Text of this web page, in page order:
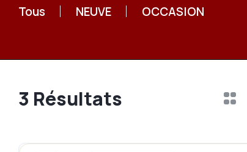
Tous NEUVE OCCASION
3 Résultats